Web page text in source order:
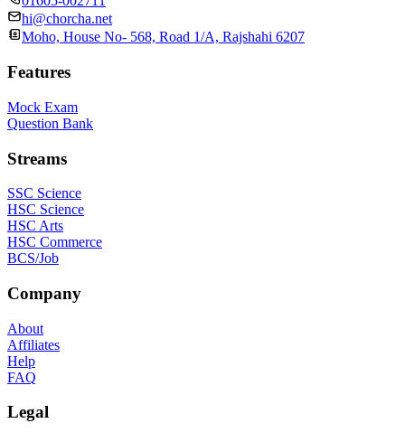
hi@chorcha.net
Moho, House No- 568, Road 1/A, Rajshahi 6207
Features
Mock Exam
Question Bank
Streams
SSC Science
HSC Science
HSC Arts
HSC Commerce
BCS/Job
Company
About
Affiliates
Help
FAQ
Legal